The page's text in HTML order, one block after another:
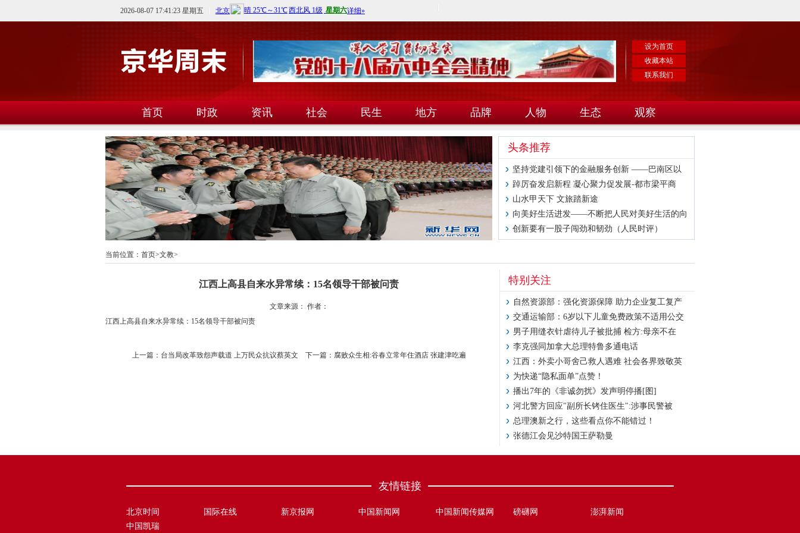
2026-08-07 17:41:23 星期五
设为首页
收藏本站
联系我们
首页 时政 资讯 社会 民生 地方 品牌 人物 生态
观察
文教
卫生
科技
头条推荐
坚持党建引领下的金融服务创新 ——巴南区以
踔厉奋发启新程 凝心聚力促发展-都市梁平商
山水甲天下 文旅踏新途
向美好生活进发——不断把人民对美好生活的向
创新要有一股子闯劲和韧劲（人民时评）
当前位置： 首页>文教>
江西上高县自来水异常续：15名领导干部被问责
文章来源： 作者：
江西上高县自来水异常续：15名领导干部被问责
上一篇： 台当局改革致怨声载道 上万民众抗议蔡英文 下一篇： 腐败众生相:谷春立常年住酒店 张建津吃遍
特别关注
自然资源部：强化资源保障 助力企业复工复产
交通运输部：6岁以下儿童免费政策不适用公交
男子用缝衣针虐待儿子被批捕 检方:母亲不在
李克强同加拿大总理特鲁多通电话
江西：外卖小哥舍己救人遇难 社会各界致敬英
为快递“隐私面单”点赞！
播出7年的《非诚勿扰》发声明停播[图]
河北警方回应"副所长铐住医生":涉事民警被
总理澳新之行，这些看点你不能错过！
张德江会见沙特国王萨勒曼
友情链接
北京时间 国际在线 新京报网 中国新闻网 中国新闻传媒网 磅礴网
澎湃新闻
中国凯瑞